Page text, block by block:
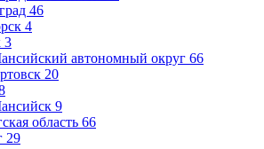
46
4
3
автономный округ 66
20
9
область 66
29